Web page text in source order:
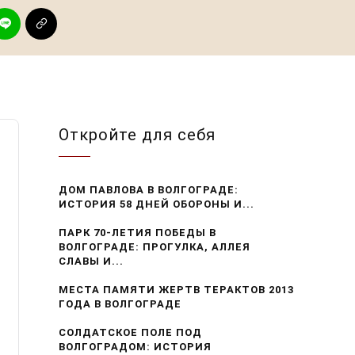
Откройте для себя
ДОМ ПАВЛОВА В ВОЛГОГРАДЕ:
ИСТОРИЯ 58 ДНЕЙ ОБОРОНЫ И...
ПАРК 70-ЛЕТИЯ ПОБЕДЫ В
ВОЛГОГРАДЕ: ПРОГУЛКА, АЛЛЕЯ
СЛАВЫ И...
МЕСТА ПАМЯТИ ЖЕРТВ ТЕРАКТОВ 2013
ГОДА В ВОЛГОГРАДЕ
СОЛДАТСКОЕ ПОЛЕ ПОД
ВОЛГОГРАДОМ: ИСТОРИЯ